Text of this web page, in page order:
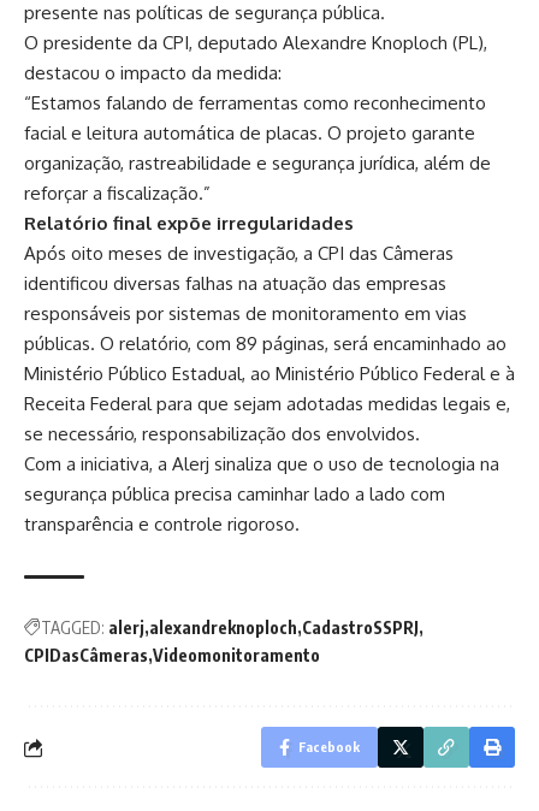
presente nas políticas de segurança pública.
O presidente da CPI, deputado Alexandre Knoploch (PL),
destacou o impacto da medida:
“Estamos falando de ferramentas como reconhecimento
facial e leitura automática de placas. O projeto garante
organização, rastreabilidade e segurança jurídica, além de
reforçar a fiscalização.”
Relatório final expõe irregularidades
Após oito meses de investigação, a CPI das Câmeras
identificou diversas falhas na atuação das empresas
responsáveis por sistemas de monitoramento em vias
públicas. O relatório, com 89 páginas, será encaminhado ao
Ministério Público Estadual, ao Ministério Público Federal e à
Receita Federal para que sejam adotadas medidas legais e,
se necessário, responsabilização dos envolvidos.
Com a iniciativa, a Alerj sinaliza que o uso de tecnologia na
segurança pública precisa caminhar lado a lado com
transparência e controle rigoroso.
TAGGED: alerj alexandreknoploch CadastroSSPRJ
CPIDasCâmeras Videomonitoramento
Facebook